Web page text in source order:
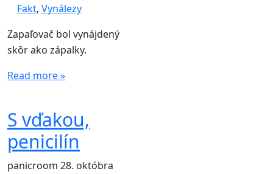
Fakt, Vynálezy
Zapaľovač bol vynájdený
skôr ako zápalky.
Read more »
S vďakou,
penicilín
panicroom 28. októbra